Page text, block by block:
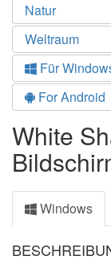
Natur
Weltraum
Für
For Android
White
Windows